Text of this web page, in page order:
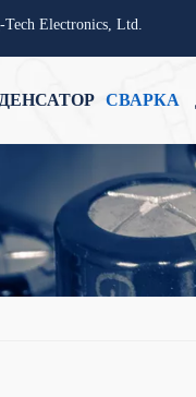
Electronics, Ltd.
СВАРКА